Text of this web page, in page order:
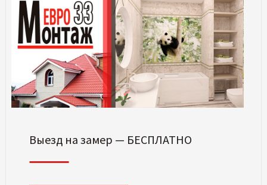
Выезд на замер — БЕСПЛАТНО